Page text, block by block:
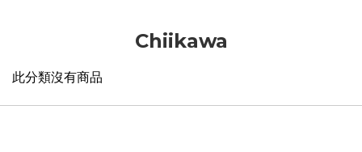
Chiikawa
此分類沒有商品